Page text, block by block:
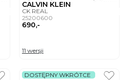
CALVIN KLEIN
CK REAL
25200600
690,-
11 wersji
DOSTĘPNY WKRÓTCE